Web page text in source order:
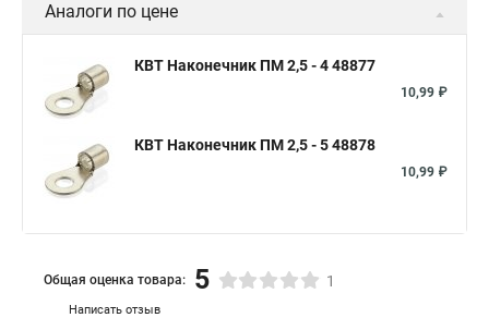
Аналоги по цене
КВТ Наконечник ПМ 2,5 - 4 48877
10,99 ₽
КВТ Наконечник ПМ 2,5 - 5 48878
10,99 ₽
Написать отзыв
Общая оценка товара: 5 1